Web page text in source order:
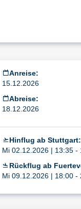
Anreise:
15.12.2026
Abreise:
18.12.2026
Hinflug ab Stuttgart:
Mi 02.12.2026 | 13:35 -
Rückflug ab
Mi 09.12.2026 | 18:00 -